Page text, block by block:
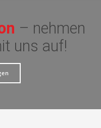
– nehmen
uns auf!